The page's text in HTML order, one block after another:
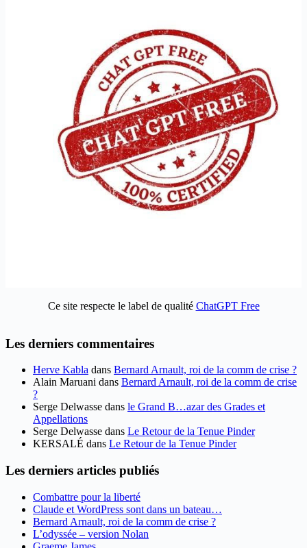
Ce site respecte le label de qualité ChatGPT Free
Les derniers commentaires
Herve Kabla dans Bernard Arnault, roi de la comm de crise ?
Alain Maruani dans Bernard Arnault, roi de la comm de crise
?
Serge Delwasse dans le Grand B…azar des Grades et
Appellations
Serge Delwasse dans Le Retour de la Tenue Pinder
KERSALÉ dans Le Retour de la Tenue Pinder
Les derniers articles publiés
Combattre pour la liberté
Claude et WordPress sont dans un bateau…
Bernard Arnault, roi de la comm de crise ?
L’odyssée – version Nolan